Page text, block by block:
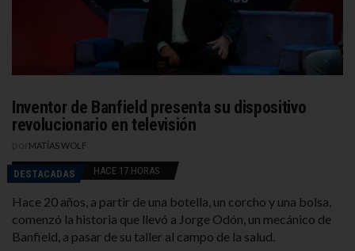
Inventor de Banfield presenta su dispositivo
revolucionario en televisión
MATÍAS WOLF
DESTACADAS HACE 17 HORAS
Hace 20 años, a partir de una botella, un corcho y una bolsa,
comenzó la historia que llevó a Jorge Odón, un mecánico de
Banfield, a pasar de su taller al campo de la salud.